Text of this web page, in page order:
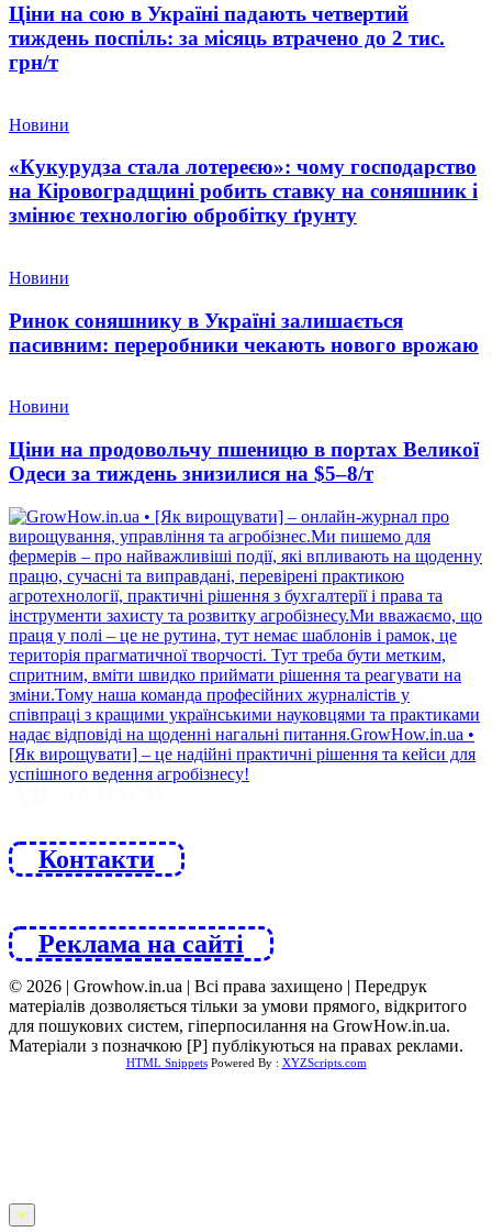
Ціни на сою в Україні падають четвертий
тиждень поспіль: за місяць втрачено до 2 тис.
грн/т
Новини
«Кукурудза стала лотереєю»: чому господарство
на Кіровоградщині робить ставку на соняшник і
змінює технологію обробітку ґрунту
Новини
Ринок соняшнику в Україні залишається
пасивним: переробники чекають нового врожаю
Новини
Ціни на продовольчу пшеницю в портах Великої
Одеси за тиждень знизилися на $5–8/т
Контакти
Реклама на сайті
© 2026 | Growhow.in.ua | Всі права захищено | Передрук
матеріалів дозволяється тільки за умови прямого, відкритого
для пошукових систем, гіперпосилання на GrowHow.in.ua.
Матеріали з позначкою [Р] публікуються на правах реклами.
HTML SnippetsPowered By : XYZScripts.com
×